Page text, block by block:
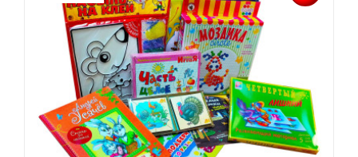
"Профессии"- кухонный набор- раскраска
"Народные промыслы"- книжка-занятия О. Жуковой
"Учим малыша писать"- обучающая игра..